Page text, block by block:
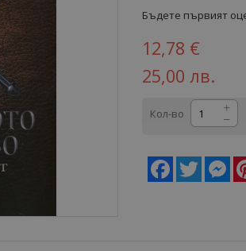
Бъдете първият
12,78 €
25,00 лв.
Кол-во
Facebook
Twitter